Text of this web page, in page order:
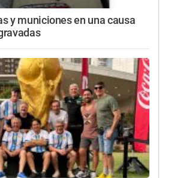
y municiones en una causa